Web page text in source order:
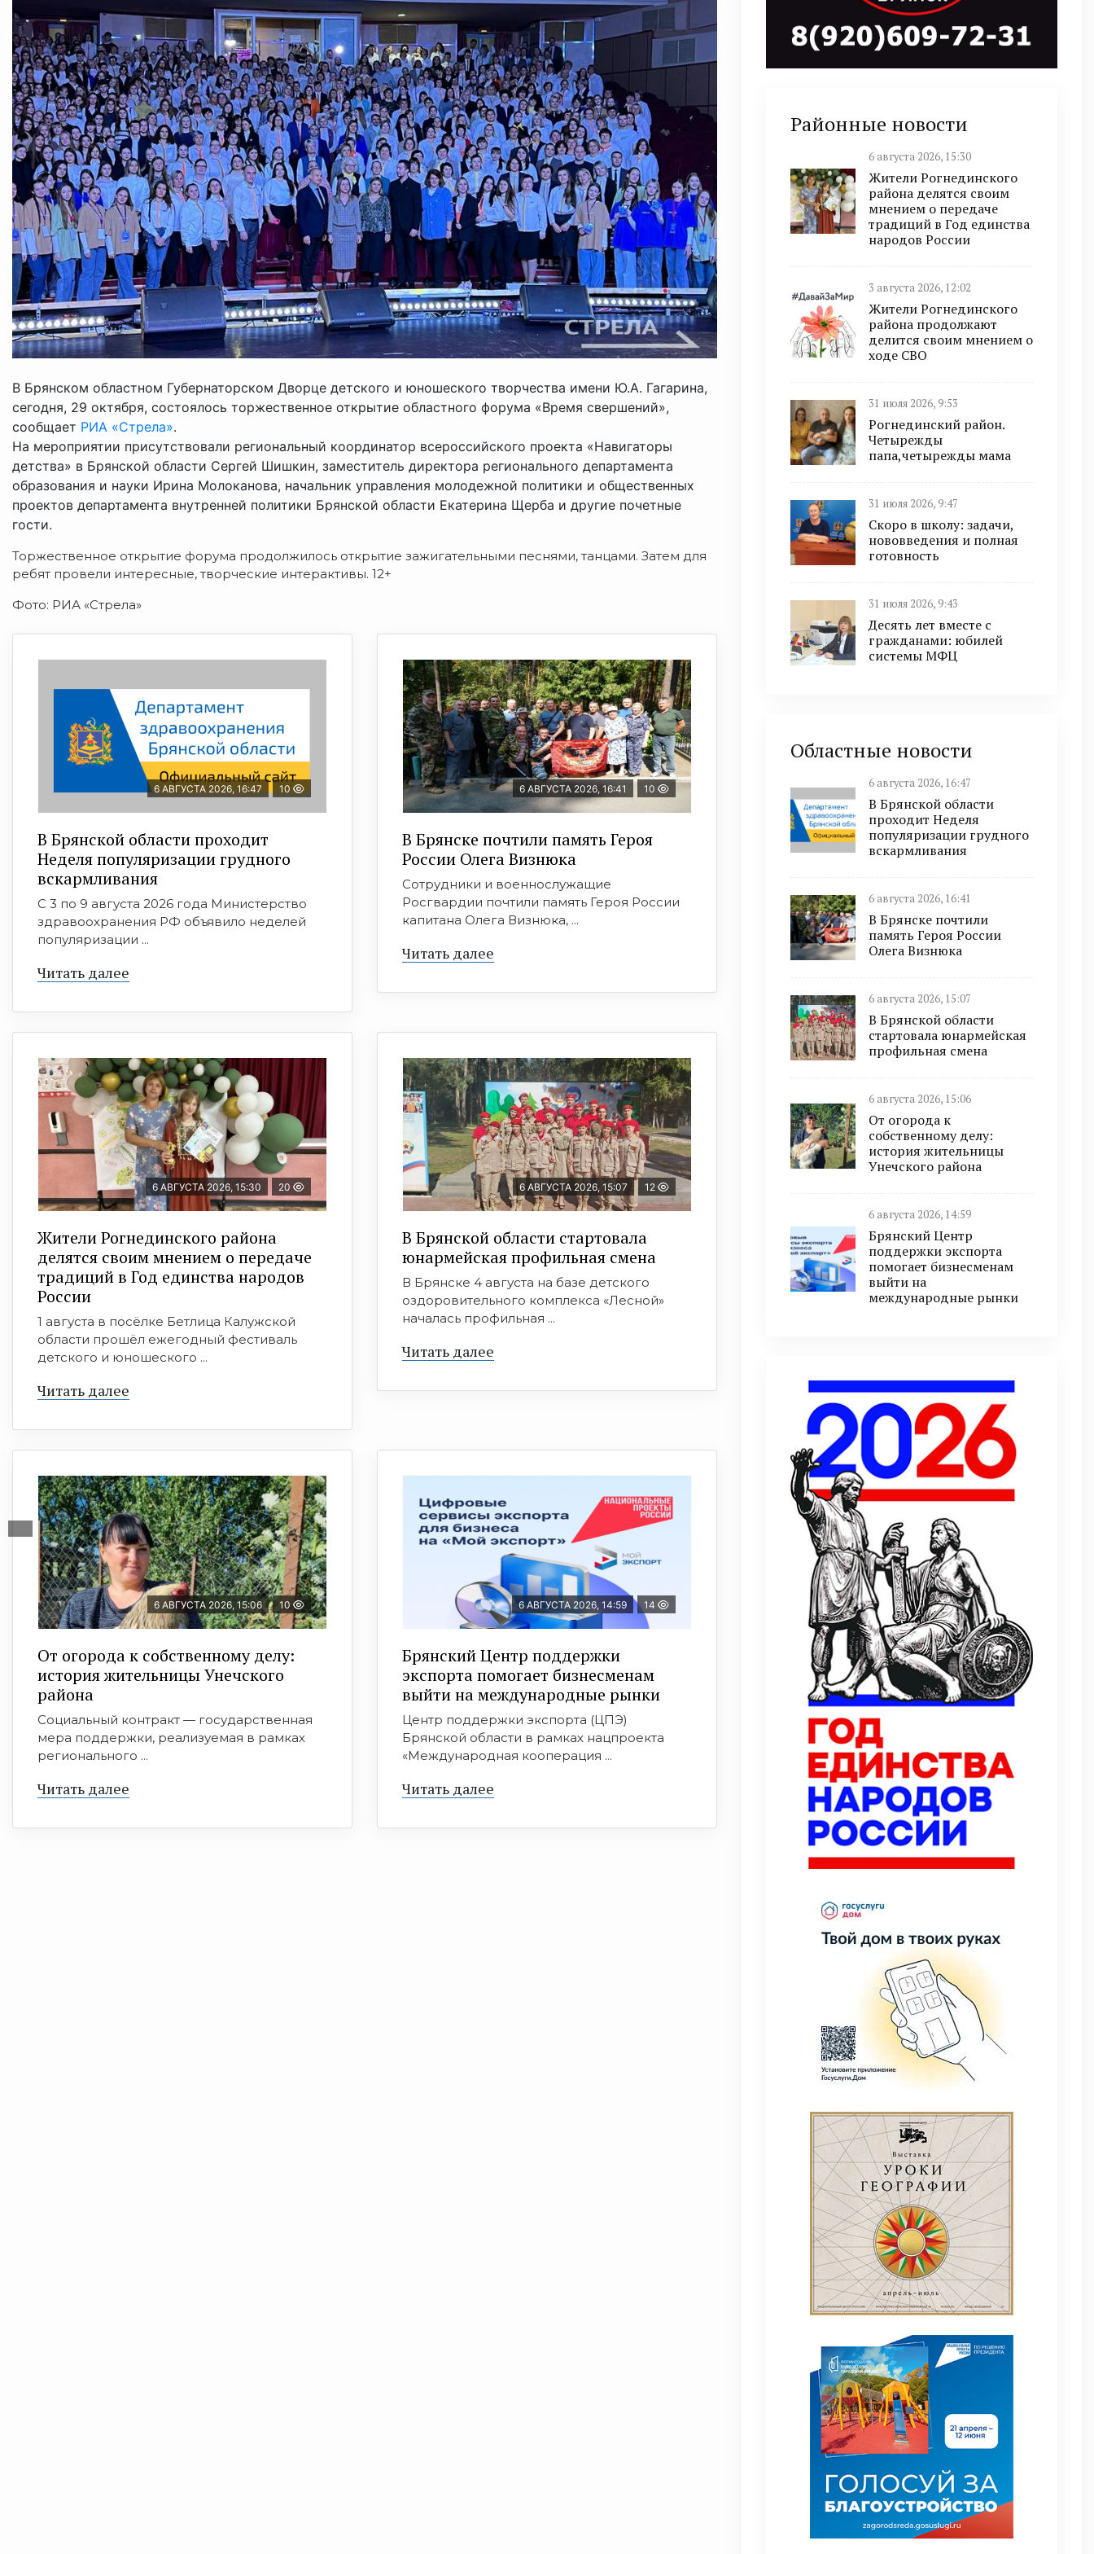
В Брянском областном Губернаторском Дворце детского и юношеского творчества имени Ю.А. Гагарина,
сегодня, 29 октября, состоялось торжественное открытие областного форума «Время свершений»,
сообщает РИА «Стрела».
На мероприятии присутствовали региональный координатор всероссийского проекта «Навигаторы
детства» в Брянской области Сергей Шишкин, заместитель директора регионального департамента
образования и науки Ирина Молоканова, начальник управления молодежной политики и общественных
проектов департамента внутренней политики Брянской области Екатерина Щерба и другие почетные
гости.
Торжественное открытие форума продолжилось открытие зажигательными песнями, танцами. Затем для
ребят провели интересные, творческие интерактивы. 12+
Фото: РИА «Стрела»
6 АВГУСТА 2026, 16:47 10
В Брянской области проходит
Неделя популяризации грудного
вскармливания
С 3 по 9 августа 2026 года Министерство
здравоохранения РФ объявило неделей
популяризации ...
Читать далее
6 АВГУСТА 2026, 16:41 10
В Брянске почтили память Героя
России Олега Визнюка
Сотрудники и военнослужащие
Росгвардии почтили память Героя России
капитана Олега Визнюка, ...
Читать далее
6 АВГУСТА 2026, 15:30 20
Жители Рогнединского района
делятся своим мнением о передаче
традиций в Год единства народов
России
1 августа в посёлке Бетлица Калужской
области прошёл ежегодный фестиваль
детского и юношеского ...
Читать далее
6 АВГУСТА 2026, 15:07 12
В Брянской области стартовала
юнармейская профильная смена
В Брянске 4 августа на базе детского
оздоровительного комплекса «Лесной»
началась профильная ...
Читать далее
6 АВГУСТА 2026, 15:06 10
От огорода к собственному делу:
история жительницы Унечского
района
Социальный контракт — государственная
мера поддержки, реализуемая в рамках
регионального ...
Читать далее
6 АВГУСТА 2026, 14:59 14
Брянский Центр поддержки
экспорта помогает бизнесменам
выйти на международные рынки
Центр поддержки экспорта (ЦПЭ)
Брянской области в рамках нацпроекта
«Международная кооперация ...
Читать далее
Районные новости
6 августа 2026, 15:30
Жители Рогнединского
района делятся своим
мнением о передаче
традиций в Год единства
народов России
3 августа 2026, 12:02
Жители Рогнединского
района продолжают
делится своим мнением о
ходе СВО
31 июля 2026, 9:53
Рогнединский район.
Четырежды
папа,четырежды мама
31 июля 2026, 9:47
Скоро в школу: задачи,
нововведения и полная
готовность
31 июля 2026, 9:43
Десять лет вместе с
гражданами: юбилей
системы МФЦ
Областные новости
6 августа 2026, 16:47
В Брянской области
проходит Неделя
популяризации грудного
вскармливания
6 августа 2026, 16:41
В Брянске почтили
память Героя России
Олега Визнюка
6 августа 2026, 15:07
В Брянской области
стартовала юнармейская
профильная смена
6 августа 2026, 15:06
От огорода к
собственному делу:
история жительницы
Унечского района
6 августа 2026, 14:59
Брянский Центр
поддержки экспорта
помогает бизнесменам
выйти на
международные рынки